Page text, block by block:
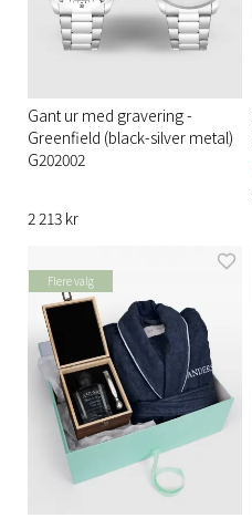
Gant ur med gravering -
Greenfield (black-silver metal)
G202002
2 213 kr
Flere valg